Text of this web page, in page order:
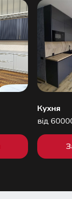
Кухня
від
Надіслати